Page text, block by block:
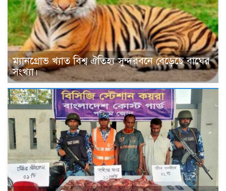
ম্যানগ্রোভ খ্যাত বিশ্ব ঐতিহ্য সুন্দরবনে বেড়েছে বাঘের
সংখ্যা।